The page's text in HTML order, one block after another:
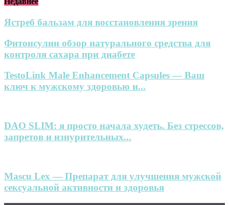
Ястреб бальзам для восстановления зрения
Фитонсулин обзор натурального средства для
контроля сахара при диабете
TestoLink Male Enhancement Capsules — Ваш
ключ к мужскому здоровью и...
DAO SLIM: я просто начала худеть. Без стрессов,
запретов и изнурительных...
Mascu Lex — Препарат для улучшения мужской
сексуальной активности и здоровья